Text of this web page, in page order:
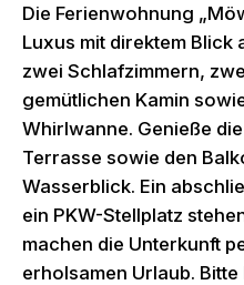
Die Ferienwohnung
Luxus mit direktem Blick
zwei Schlafzimmern,
gemütlichen Kamin
Whirlwanne. Genieße
Terrasse sowie den
Wasserblick. Ein
ein PKW-Stellplatz
machen die Unterkunft
erholsamen Urlaub.